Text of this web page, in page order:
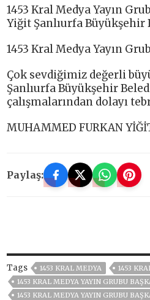
1453 Kral Medya Yayın
Yiğit Şanlıurfa
1453 Kral Medya Yayın
Çok sevdiğimiz değerli
Şanlıurfa Büyükşehir
çalışmalarından dolayı
MUHAMMED FURKAN
Paylaş:
Tags 1453 KRAL MEDYA
1453
1453 KRAL MEDYA YAYIN GRUBU
1453 KRAL MEDYA YAYIN GRUBU